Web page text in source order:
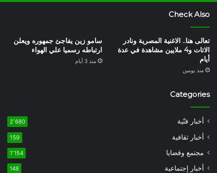
Check Also
تعالى هنا.. الاغنية المصرية ونادر
الاتات و4 ملايين مشاهدة في عدة
أيام
منذ يومين
سامو زين يفاجئ جمهوره ويعلن
ارتباطه رسميا علي الهواء
منذ 3 أيام
Categories
أخبار فنّية 2٬680
أخبار ثقافية 159
مجتمع وقضايا 1٬154
أخبار إجتماعية 148